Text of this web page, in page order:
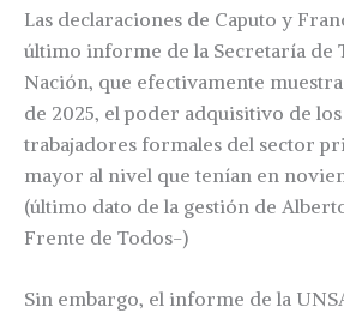
Las declaraciones de Caputo y
último informe de la Secretaría de
Nación, que efectivamente
de 2025, el poder adquisitivo de
trabajadores formales del sector
mayor al nivel que tenían en
(último dato de la gestión de
Frente de Todos-)
Sin embargo, el informe de la